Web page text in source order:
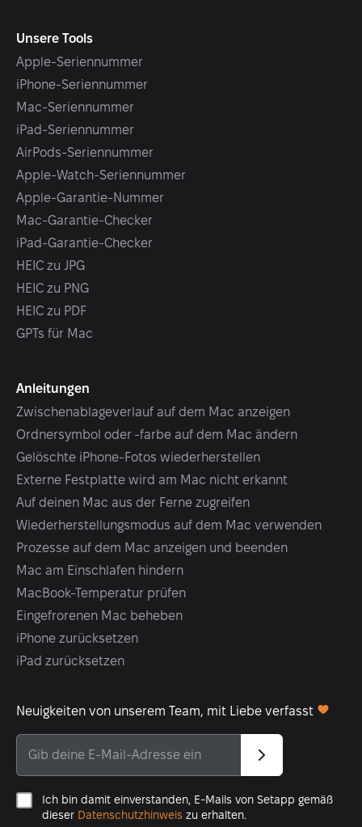
Anleitungen
Zwischenablageverlauf auf dem Mac anzeigen
Ordnersymbol oder -farbe auf dem Mac ändern
Gelöschte iPhone-Fotos wiederherstellen
Externe Festplatte wird am Mac nicht erkannt
Auf deinen Mac aus der Ferne zugreifen
Wiederherstellungsmodus auf dem Mac verwenden
Prozesse auf dem Mac anzeigen und beenden
Mac am Einschlafen hindern
MacBook-Temperatur prüfen
Eingefrorenen Mac beheben
iPhone zurücksetzen
iPad zurücksetzen
Unsere Tools
Apple-Seriennummer
iPhone-Seriennummer
Mac-Seriennummer
iPad-Seriennummer
AirPods-Seriennummer
Apple-Watch-Seriennummer
Apple-Garantie-Nummer
Mac-Garantie-Checker
iPad-Garantie-Checker
HEIC zu JPG
HEIC zu PNG
HEIC zu PDF
GPTs für Mac
Neuigkeiten von unserem Team, mit Liebe verfasst
Ich bin damit einverstanden, E-Mails von Setapp gemäß
dieser Datenschutzhinweis zu erhalten.